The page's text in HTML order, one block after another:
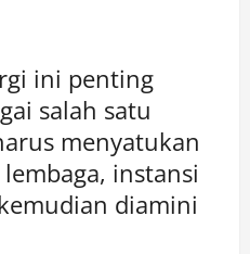
ini penting
salah satu
menyatukan
instansi
diamini